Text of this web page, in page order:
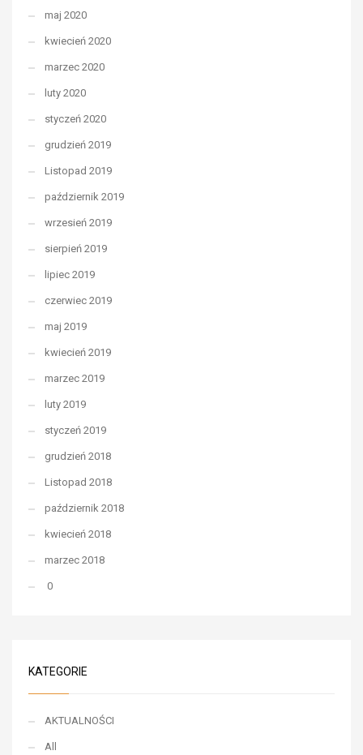
maj 2020
kwiecień 2020
marzec 2020
luty 2020
styczeń 2020
grudzień 2019
Listopad 2019
październik 2019
wrzesień 2019
sierpień 2019
lipiec 2019
czerwiec 2019
maj 2019
kwiecień 2019
marzec 2019
luty 2019
styczeń 2019
grudzień 2018
Listopad 2018
październik 2018
kwiecień 2018
marzec 2018
0
KATEGORIE
AKTUALNOŚCI
All